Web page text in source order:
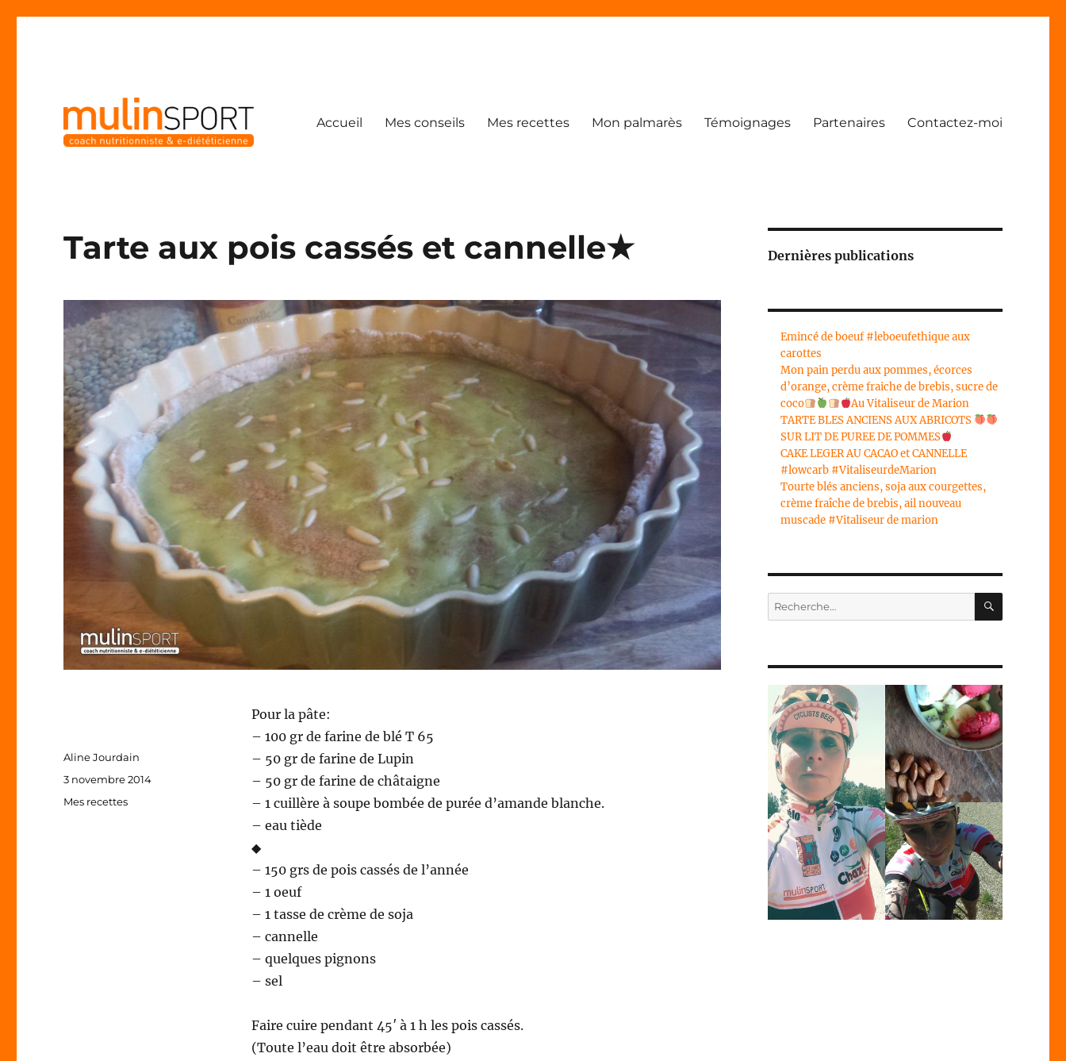
Accueil Mes conseils Mes recettes Mon palmarès Témoignages Partenaires Contactez-moi
Tarte aux pois cassés et cannelle★
Pour la pâte:
– 100 gr de farine de blé T 65
– 50 gr de farine de Lupin
– 50 gr de farine de châtaigne
– 1 cuillère à soupe bombée de purée d’amande blanche.
– eau tiède
◆
– 150 grs de pois cassés de l’année
– 1 oeuf
– 1 tasse de crème de soja
– cannelle
– quelques pignons
– sel
Faire cuire pendant 45′ à 1 h les pois cassés.
(Toute l’eau doit être absorbée)
Auteur
Aline Jourdain
Publié
3 novembre 2014
Catégories
Mes recettes
Dernières publications
Emincé de boeuf #leboeufethique aux
carottes
Mon pain perdu aux pommes, écorces
d’orange, crème fraiche de brebis, sucre de
coco
Au Vitaliseur de Marion
TARTE BLES ANCIENS AUX ABRICOTS
SUR LIT DE PUREE DE POMMES
CAKE LEGER AU CACAO et CANNELLE
#lowcarb #VitaliseurdeMarion
Tourte blés anciens, soja aux courgettes,
crème fraîche de brebis, ail nouveau
muscade #Vitaliseur de marion
Recherche
pour :